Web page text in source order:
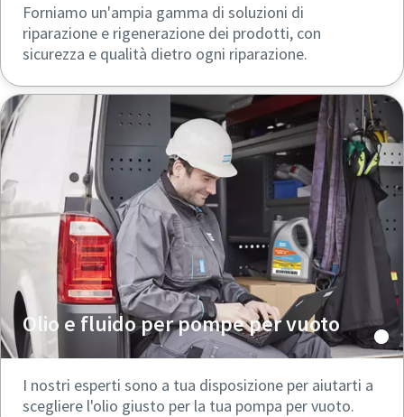
Forniamo un'ampia gamma di soluzioni di
riparazione e rigenerazione dei prodotti, con
sicurezza e qualità dietro ogni riparazione.
Olio e fluido per pompe per vuoto
I nostri esperti sono a tua disposizione per aiutarti a
scegliere l'olio giusto per la tua pompa per vuoto.